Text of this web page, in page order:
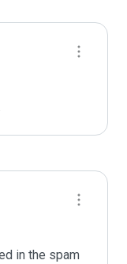
in the spam